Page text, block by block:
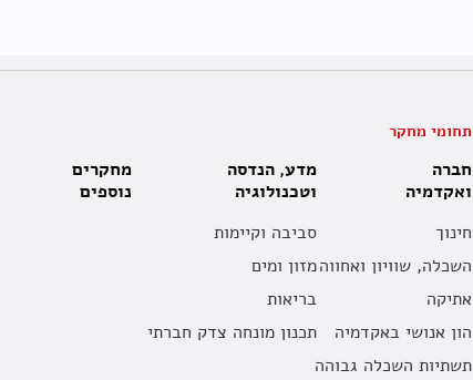
תחומי מחקר
חברה
ואקדמיה
חינוך
השכלה, שוויון ואחווה
אתיקה
הון אנושי באקדמיה
תשתיות השכלה גבוהה
מדע, הנדסה
וטכנולוגיה
סביבה וקיימות
מזון ומים
בריאות
תכנון מונחה צדק חברתי
מחקרים
נוספים